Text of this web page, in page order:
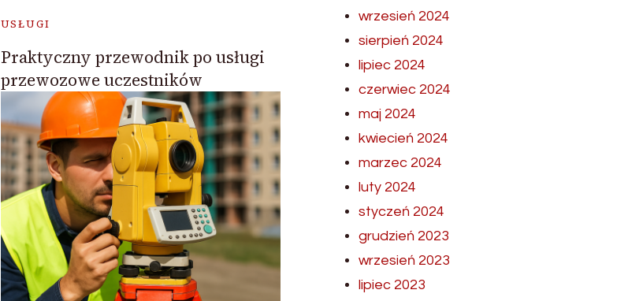
USŁUGI
Praktyczny przewodnik po usługi
przewozowe uczestników
wrzesień 2024
sierpień 2024
lipiec 2024
czerwiec 2024
maj 2024
kwiecień 2024
marzec 2024
luty 2024
styczeń 2024
grudzień 2023
wrzesień 2023
lipiec 2023